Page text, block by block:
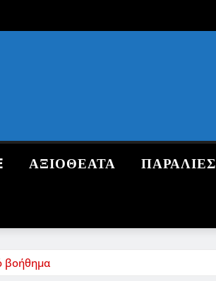
ΑΞΙΟΘΕΑΤΑ ΠΑΡΑΛΙΕΣ
βοήθημα